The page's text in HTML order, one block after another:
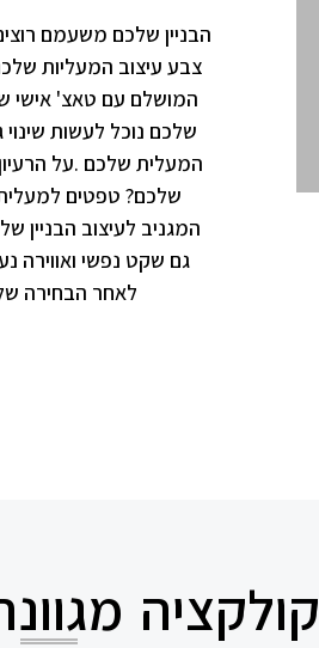
הבניין שלכם משעמם
צבע עיצוב המעליות
המושלם עם טאצ' אישי
שלכם נוכל לעשות שינוי
המעלית שלכם .על
שלכם? טפטים
המגניב לעיצוב הבניין
גם שקט נפשי ואווירה
לאחר הבחירה
קולקציה